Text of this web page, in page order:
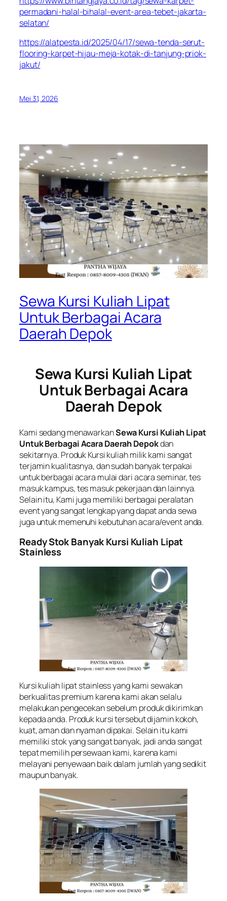
permadani-halal-bihalal-event-area-tebet-jakarta-
selatan/
https://alatpesta.id/2025/04/17/sewa-tenda-serut-
flooring-karpet-hijau-meja-kotak-di-tanjung-priok-
jakut/
Mei 31, 2026
Sewa Kursi Kuliah Lipat
Untuk Berbagai Acara
Daerah Depok
Sewa Kursi Kuliah Lipat
Untuk Berbagai Acara
Daerah Depok
Kami sedang menawarkanSewa Kursi Kuliah Lipat
Untuk Berbagai Acara Daerah Depokdan
sekitarnya. Produk Kursi kuliah milik kami sangat
terjamin kualitasnya, dan sudah banyak terpakai
untuk berbagai acara mulai dari acara seminar, tes
masuk kampus, tes masuk pekerjaan dan lainnya.
Selain itu, Kami juga memiliki berbagai peralatan
event yang sangat lengkap yang dapat anda sewa
juga untuk memenuhi kebutuhan acara/event anda.
Ready Stok Banyak Kursi Kuliah Lipat
Stainless
Kursi kuliah lipat stainless yang kami sewakan
berkualitas premium karena kami akan selalu
melakukan pengecekan sebelum produk dikirimkan
kepada anda. Produk kursi tersebut dijamin kokoh,
kuat, aman dan nyaman dipakai. Selain itu kami
memiliki stok yang sangat banyak, jadi anda sangat
tepat memilih persewaan kami, karena kami
melayani penyewaan baik dalam jumlah yang sedikit
maupun banyak.